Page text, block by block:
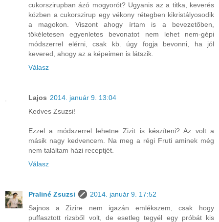
cukorszirupban ázó mogyorót? Ugyanis az a titka, keverés
közben a cukorszirup egy vékony rétegben kikristályosodik
a magokon. Viszont ahogy írtam is a bevezetőben,
tökéletesen egyenletes bevonatot nem lehet nem-gépi
módszerrel elérni, csak kb. úgy fogja bevonni, ha jól
kevered, ahogy az a képeimen is látszik.
Válasz
Lajos 2014. január 9. 13:04
Kedves Zsuzsi!
Ezzel a módszerrel lehetne Zizit is készíteni? Az volt a
másik nagy kedvencem. Na meg a régi Fruti aminek még
nem találtam házi receptjét.
Válasz
Praliné Zsuzsi
2014. január 9. 17:52
Sajnos a Zizire nem igazán emlékszem, csak hogy
puffasztott rizsből volt, de esetleg tegyél egy próbát kis